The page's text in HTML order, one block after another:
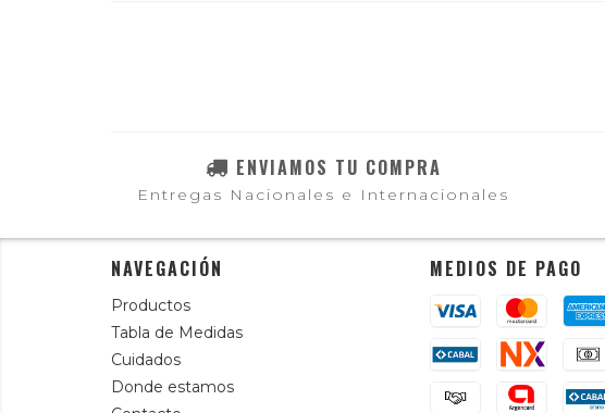
ENVIAMOS TU COMPRA
Entregas Nacionales e Internacionales
NAVEGACIÓN
Productos
Tabla de Medidas
Cuidados
Donde estamos
MEDIOS DE PAGO